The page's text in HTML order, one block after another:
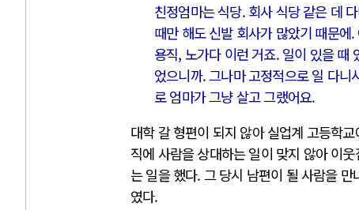
친정엄마는 식당. 회사 식당 같은 데
때만 해도 신발 회사가 많았기 때문
용직, 노가다 이런 거죠. 일이 있을 때
었으니까. 그나마 고정적으로 일 다
로 엄마가 그냥 살고 그랬어요.
대학 갈 형편이 되지 않아 실업계 고등학
직에 사람을 상대하는 일이 맞지 않아 이
는 일을 했다. 그 당시 남편이 될 사람을
였다.